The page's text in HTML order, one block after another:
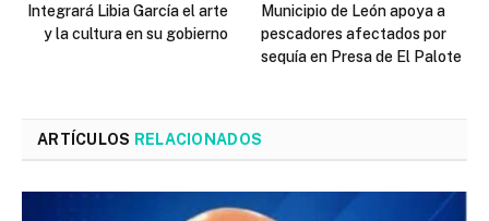
Integrará Libia García el arte
y la cultura en su gobierno
Municipio de León apoya a
pescadores afectados por
sequía en Presa de El Palote
ARTÍCULOS RELACIONADOS